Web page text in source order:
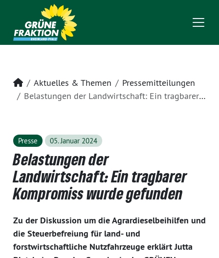
Startseite
Aktuelles & Themen
Pressemitteilungen
Belastungen der Landwirtschaft: Ein tragbarer Kompromiss wurde gefunden
Presse 05. Januar 2024
Belastungen der
Landwirtschaft: Ein tragbarer
Kompromiss wurde gefunden
Zu der Diskussion um die Agrardieselbeihilfen und
die Steuerbefreiung für land- und
forstwirtschaftliche Nutzfahrzeuge erklärt Jutta